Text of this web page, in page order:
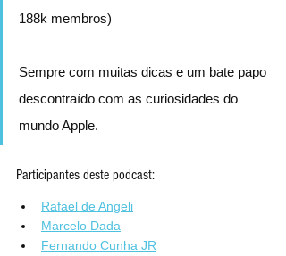
188k membros)
Sempre com muitas dicas e um bate papo
descontraído com as curiosidades do
mundo Apple.
Participantes deste podcast:
Rafael de Angeli
Marcelo Dada
Fernando Cunha JR